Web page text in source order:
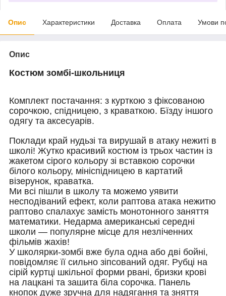
Опис Характеристики Доставка Оплата Умови
Опис
Костюм зомбі-школьниця
Комплект постачання: з курткою з фіксованою
сорочкою, спідницею, з краваткою. Бїзду іншого
одягу та аксесуарів.
Поклади край нудьзі та вирушай в атаку нежиті в
школі! Жутко красивий костюм із трьох частин із
жакетом сірого кольору зі вставкою сорочки
білого кольору, мініспідницею в картатий
візерунок, краватка.
Ми всі пішли в школу та можемо уявити
несподіваний ефект, коли раптова атака нежитю
раптово спалахує замість монотонного заняття
математики. Недарма американські середні
школи — популярне місце для незліченних
фільмів жахів!
У школярки-зомбі вже була одна або дві бойні,
повідомляє її сильно зіпсований одяг. Рубці на
сірій куртці шкільної форми рвані, бризки крові
на лацкані та зашита біла сорочка. Панель
кнопок дуже зручна для надягання та зняття